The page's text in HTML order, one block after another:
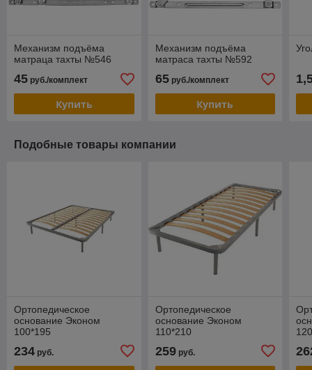
Механизм подъёма
матраца тахты №546
45 руб./комплект
Купить
Механизм подъёма
матраса тахты №592
65руб./комплект
Купить
Подобные товары компании
Ортопедическое
основание Эконом
100*195
234 руб.
Ортопедическое
основание Эконом
110*210
259руб.